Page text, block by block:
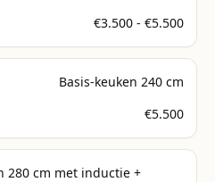
€3.500 - €5.500
Basis-keuken 240 cm
€5.500
280 cm met inductie +